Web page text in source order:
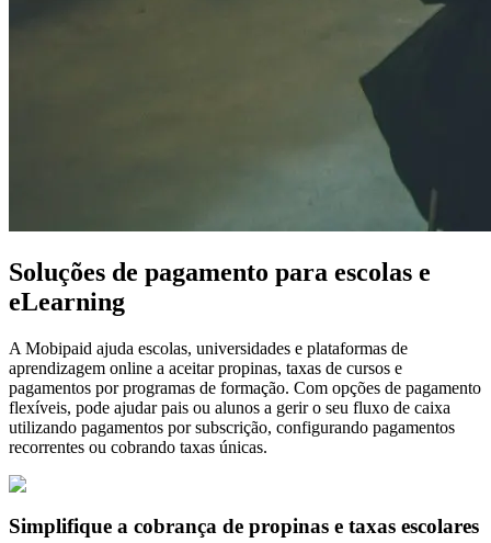
Soluções de pagamento para escolas e
eLearning
A Mobipaid ajuda escolas, universidades e plataformas de
aprendizagem online a aceitar propinas, taxas de cursos e
pagamentos por programas de formação. Com opções de pagamento
flexíveis, pode ajudar pais ou alunos a gerir o seu fluxo de caixa
utilizando pagamentos por subscrição, configurando pagamentos
recorrentes ou cobrando taxas únicas.
Simplifique a cobrança de propinas e taxas escolares